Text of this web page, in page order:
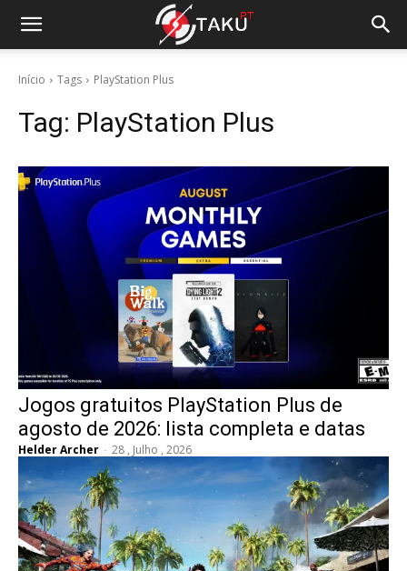
Início Tags PlayStation Plus
Tag: PlayStation Plus
Jogos gratuitos PlayStation Plus de
agosto de 2026: lista completa e datas
Helder Archer - 28 , Julho , 2026